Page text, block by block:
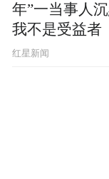
年”一当事人
我不是受益者
红星新闻